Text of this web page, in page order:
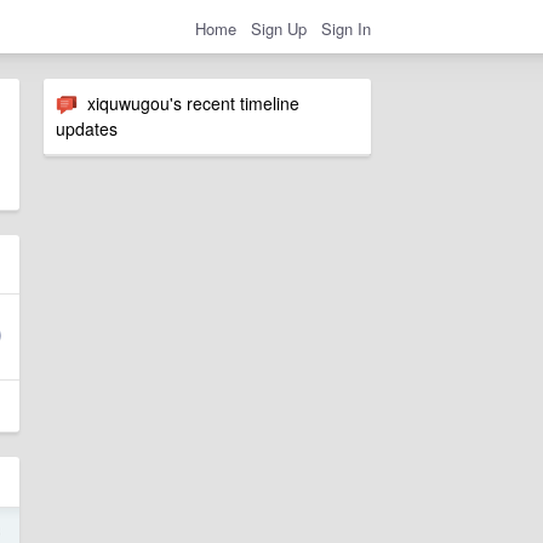
Home Sign Up Sign In
xiquwugou's recent timeline
updates